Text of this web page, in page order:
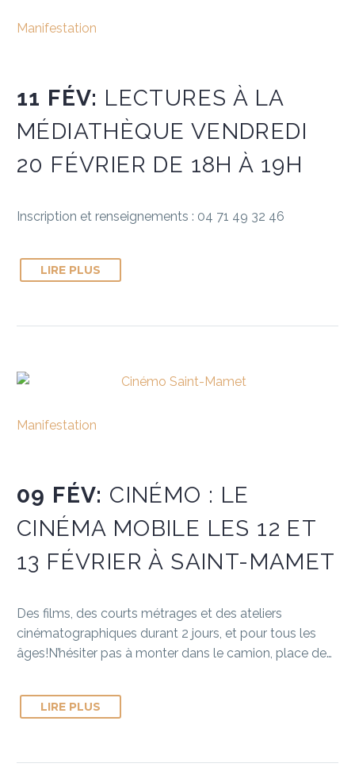
Manifestation
11 FÉV: LECTURES À LA
MÉDIATHÈQUE VENDREDI
20 FÉVRIER DE 18H À 19H
Inscription et renseignements : 04 71 49 32 46
LIRE PLUS
Manifestation
09 FÉV: CINÉMO : LE
CINÉMA MOBILE LES 12 ET
13 FÉVRIER À SAINT-MAMET
Des films, des courts métrages et des ateliers
cinématographiques durant 2 jours, et pour tous les
âges!N’hésiter pas à monter dans le camion, place de…
LIRE PLUS